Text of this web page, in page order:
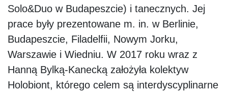
Solo&Duo w Budapeszcie) i tanecznych. Jej
prace były prezentowane m. in. w Berlinie,
Budapeszcie, Filadelfii, Nowym Jorku,
Warszawie i Wiedniu. W 2017 roku wraz z
Hanną Bylką-Kanecką założyła kolektyw
Holobiont, którego celem są interdyscyplinarne